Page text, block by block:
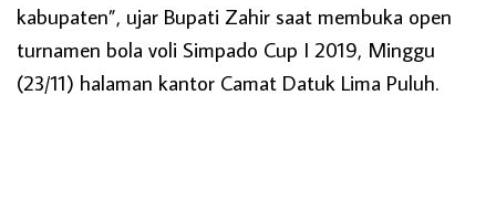
kabupaten”, ujar Bupati Zahir saat membuka open
turnamen bola voli Simpado Cup I 2019, Minggu
(23/11) halaman kantor Camat Datuk Lima Puluh.